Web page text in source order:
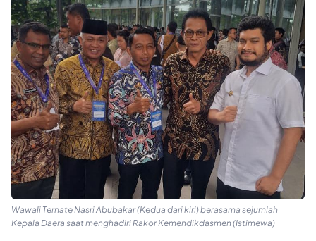
Wawali Ternate Nasri Abubakar (Kedua dari kiri) berasama sejumlah
Kepala Daera saat menghadiri Rakor Kemendikdasmen (Istimewa)